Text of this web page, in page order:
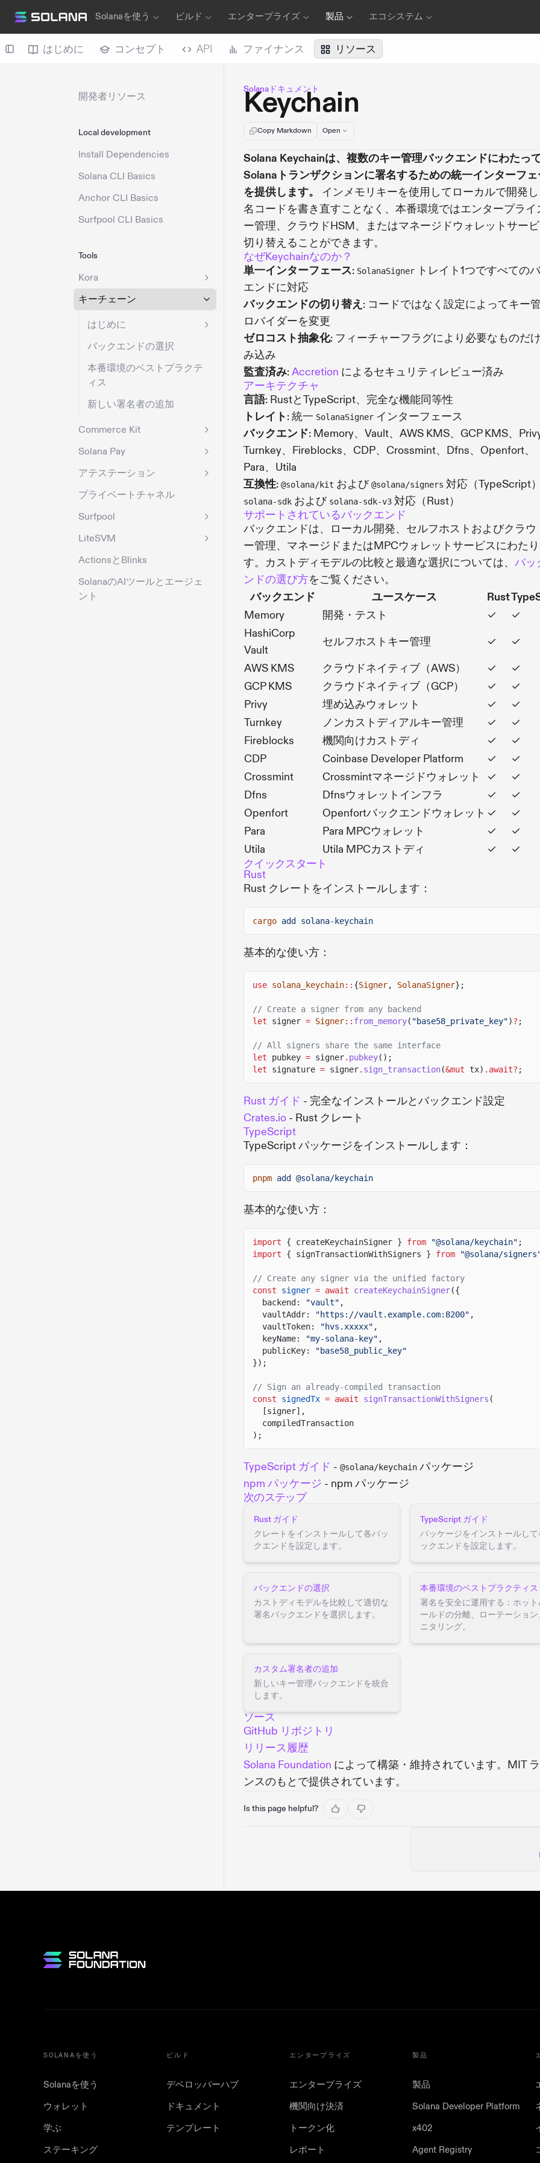
Solanaを使う ビルド エンタープライズ 製品 エコシステム
はじめに コンセプト API ファイナンス リソース
開発者リソース
Local development
Install Dependencies
Solana CLI Basics
Anchor CLI Basics
Surfpool CLI Basics
Tools
Kora
キーチェーン
はじめに
バックエンドの選択
本番環境のベストプラクテ
ィス
新しい署名者の追加
Commerce Kit
Solana Pay
アテステーション
プライベートチャネル
Surfpool
LiteSVM
ActionsとBlinks
SolanaのAIツールとエージェ
ント
Solanaドキュメント
Keychain
Copy Markdown Open
Solana Keychainは、複数のキー管理バックエンドにわたっ
Solanaトランザクションに署名するための統一インターフ
を提供します。
インメモリキーを使用してローカルで開発
名コードを書き直すことなく、本番環境ではエンタープライ
ー管理、クラウドHSM、またはマネージドウォレットサー
切り替えることができます。
なぜKeychainなのか？
単一インターフェース: SolanaSigner
トレイト1つですべての
エンドに対応
バックエンドの切り替え: コードではなく設定によってキー
ロバイダーを変更
ゼロコスト抽象化: フィーチャーフラグにより必要なものだ
み込み
監査済み:Accretion によるセキュリティレビュー済み
アーキテクチャ
言語: RustとTypeScript、完全な機能同等性
トレイト: 統一 SolanaSigner インターフェース
バックエンド: Memory、Vault、AWS KMS、GCP KMS、
Turnkey、Fireblocks、CDP、Crossmint、Dfns、Openfort、
Para、Utila
互換性: @solana/kit および@solana/signers 対応（TypeScript
solana-sdk および solana-sdk-v3 対応（Rust）
サポートされているバックエンド
バックエンドは、ローカル開発、セルフホストおよびクラウ
ー管理、マネージドまたはMPCウォレットサービスにわた
す。カストディモデルの比較と最適な選択については、 バッ
ンドの選び方をご覧ください。
バックエンド
ユースケース Rust
Memory
開発・テスト ✓
✓
HashiCorp
Vault
セルフホストキー管理 ✓
✓
AWS KMS
クラウドネイティブ（AWS） ✓
✓
GCP KMS
クラウドネイティブ（GCP） ✓
✓
Privy
埋め込みウォレット ✓
✓
Turnkey
ノンカストディアルキー管理 ✓
✓
Fireblocks
機関向けカストディ ✓
✓
CDP
Coinbase Developer Platform ✓
✓
Crossmint
Crossmintマネージドウォレット ✓
✓
Dfns
Dfnsウォレットインフラ ✓
✓
Openfort
Openfortバックエンドウォレット ✓
✓
Para
Para MPCウォレット ✓
✓
Utila
Utila MPCカストディ ✓
✓
クイックスタート
Rust
Rust クレートをインストールします：
cargo add solana-keychain
基本的な使い方：
use solana_keychain:: {Signer, SolanaSigner};
// Create a signer from any backend
let
signer = Signer:: from_memory( "base58_private_key")? ;
// All signers share the same interface
let
pubkey = signer. pubkey();
let
signature = signer. sign_transaction(&mut tx) .await? ;
Rust ガイド - 完全なインストールとバックエンド設定
Crates.io - Rust クレート
TypeScript
TypeScript パッケージをインストールします：
pnpm add @solana/keychain
基本的な使い方：
import { createKeychainSigner } from "@solana/keychain" ;
import
{ signTransactionWithSigners } from "@solana/
// Create any signer via the unified factory
const
signer = await createKeychainSigner({
backend:
"vault" ,
vaultAddr:
"https://vault.example.com:8200" ,
vaultToken:
"hvs.xxxxx" ,
keyName:
"my-solana-key" ,
publicKey:
"base58_public_key"
});
// Sign an already-compiled transaction
const
signedTx = await signTransactionWithSigners (
[signer],
compiledTransaction
);
TypeScript ガイド - @solana/keychain パッケージ
npm パッケージ - npm パッケージ
次のステップ
Rust ガイド
クレートをインストールして各バッ
クエンドを設定します。
TypeScript ガイド
パッケージをインストールし
ックエンドを設定します。
バックエンドの選択
カストディモデルを比較して適切な
署名バックエンドを選択します。
本番環境のベストプラクティス
署名を安全に運用する：ホッ
ールドの分離、ローテーショ
ニタリング。
カスタム署名者の追加
新しいキー管理バックエンドを統合
します。
ソース
GitHub リポジトリ
リリース履歴
Solana Foundation によって構築・維持されています。MIT
ンスのもとで提供されています。
Is this page helpful?
SOLANAを使う
Solanaを使う
ウォレット
学ぶ
ステーキング
ビルド
デベロッパーハブ
ドキュメント
テンプレート
エンタープライズ
エンタープライズ
機関向け決済
トークン化
レポート
製品
製品
Solana Developer Platform
x402
Agent Registry